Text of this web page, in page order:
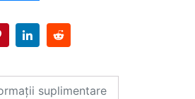
suplimentare